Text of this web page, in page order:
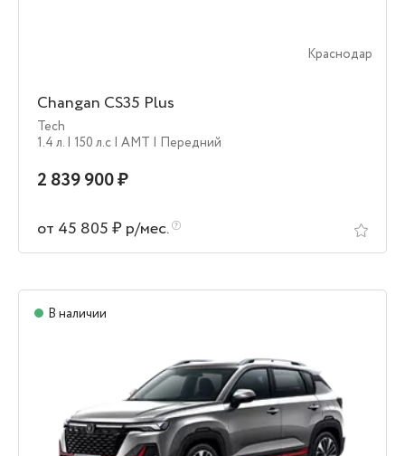
Краснодар
Changan CS35 Plus
Tech
1.4 л. | 150 л.c | AMT | Передний
2 839 900 ₽
от 45 805 ₽ р/мес.
В наличии